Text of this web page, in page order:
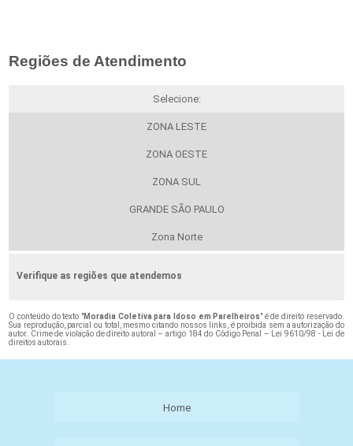
Regiões de Atendimento
Selecione:
ZONA LESTE
ZONA OESTE
ZONA SUL
GRANDE SÃO PAULO
Zona Norte
Verifique as regiões que atendemos
O conteúdo do texto "Moradia Coletiva para Idoso em Parelheiros" é de direito reservado.
Sua reprodução, parcial ou total, mesmo citando nossos links, é proibida sem a autorização do
autor. Crime de violação de direito autoral – artigo 184 do Código Penal –
Lei 9610/98 - Lei de
direitos autorais
Home